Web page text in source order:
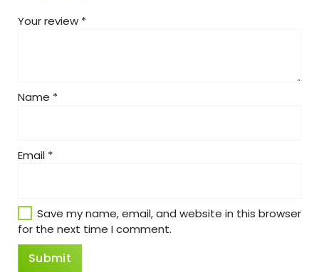
Your review *
Name *
Email *
Save my name, email, and website in this browser
for the next time I comment.